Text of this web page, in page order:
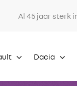
Al 45 jaar sterk
Dacia